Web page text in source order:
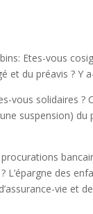
Etes-vous
et du préavis ? Y
vous solidaires ?
suspension) du
L’épargne des
vie et